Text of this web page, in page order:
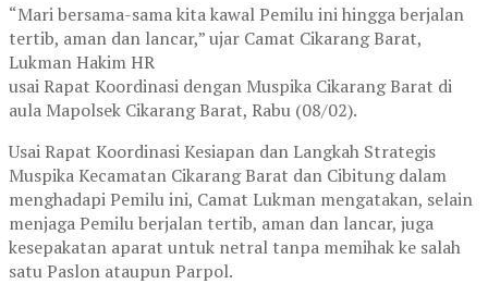
“Mari bersama-sama kita kawal Pemilu ini hingga berjalan
tertib, aman dan lancar,” ujar Camat Cikarang Barat,
Lukman Hakim HR
usai Rapat Koordinasi dengan Muspika Cikarang Barat di
aula Mapolsek Cikarang Barat, Rabu (08/02).
Usai Rapat Koordinasi Kesiapan dan Langkah Strategis
Muspika Kecamatan Cikarang Barat dan Cibitung dalam
menghadapi Pemilu ini, Camat Lukman mengatakan, selain
menjaga Pemilu berjalan tertib, aman dan lancar, juga
kesepakatan aparat untuk netral tanpa memihak ke salah
satu Paslon ataupun Parpol.